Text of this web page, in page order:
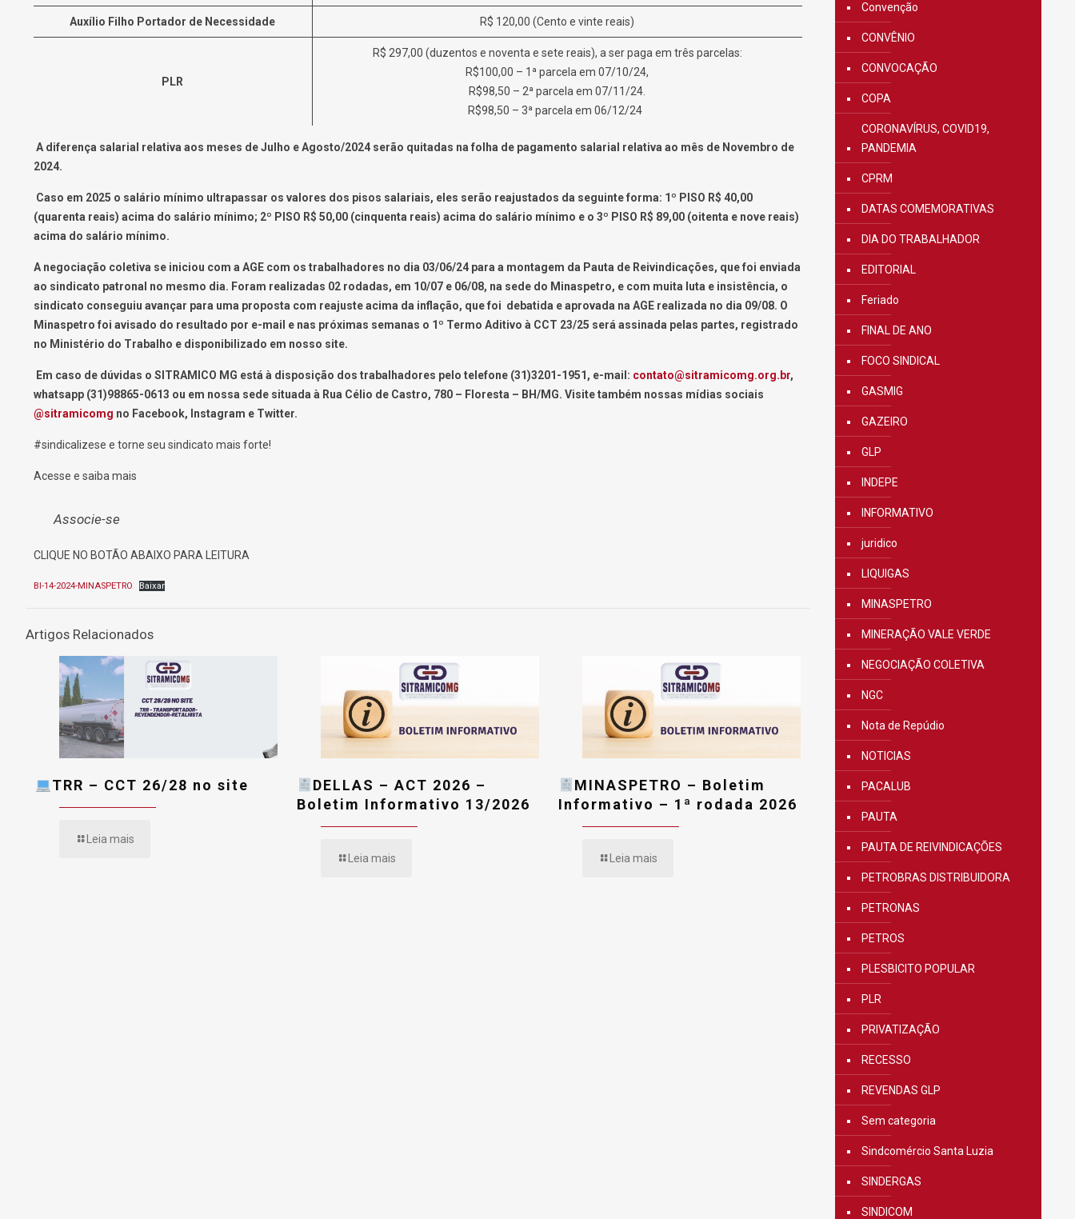
Auxílio Filho Portador de Necessidade R$ 120,00 (Cento e vinte reais)
PLR
R$ 297,00 (duzentos e noventa e sete reais), a ser paga em três parcelas:
R$100,00 – 1ª parcela em 07/10/24,
R$98,50 – 2ª parcela em 07/11/24.
R$98,50 – 3ª parcela em 06/12/24
A diferença salarial relativa aos meses de Julho e Agosto/2024 serão quitadas na folha de pagamento salarial relativa ao mês de Novembro de
2024.
Caso em 2025 o salário mínimo ultrapassar os valores dos pisos salariais, eles serão reajustados da seguinte forma: 1º PISO R$ 40,00
(quarenta reais) acima do salário mínimo; 2º PISO R$ 50,00 (cinquenta reais) acima do salário mínimo e o 3º PISO R$ 89,00 (oitenta e nove reais)
acima do salário mínimo.
A negociação coletiva se iniciou com a AGE com os trabalhadores no dia 03/06/24 para a montagem da Pauta de Reivindicações, que foi enviada
ao sindicato patronal no mesmo dia. Foram realizadas 02 rodadas, em 10/07 e 06/08, na sede do Minaspetro, e com muita luta e insistência, o
sindicato conseguiu avançar para uma proposta com reajuste acima da inflação, que foi debatida e aprovada na AGE realizada no dia 09/08. O
Minaspetro foi avisado do resultado por e-mail e nas próximas semanas o 1º Termo Aditivo à CCT 23/25 será assinada pelas partes, registrado
no Ministério do Trabalho e disponibilizado em nosso site.
Em caso de dúvidas o SITRAMICO MG está à disposição dos trabalhadores pelo telefone (31)3201-1951, e-mail: contato@sitramicomg.org.br,
whatsapp (31)98865-0613 ou em nossa sede situada à Rua Célio de Castro, 780 – Floresta – BH/MG. Visite também nossas mídias sociais
@sitramicomg no Facebook, Instagram e Twitter.
#sindicalizese e torne seu sindicato mais forte!
Acesse e saiba mais
Associe-se
CLIQUE NO BOTÃO ABAIXO PARA LEITURA
BI-14-2024-MINASPETRO Baixar
Artigos Relacionados
TRR – CCT 26/28 no site
Leia mais
DELLAS – ACT 2026 –
Boletim Informativo 13/2026
Leia mais
MINASPETRO – Boletim
Informativo – 1ª rodada 2026
Leia mais
Convenção
CONVÊNIO
CONVOCAÇÃO
COPA
CORONAVÍRUS, COVID19,
PANDEMIA
CPRM
DATAS COMEMORATIVAS
DIA DO TRABALHADOR
EDITORIAL
Feriado
FINAL DE ANO
FOCO SINDICAL
GASMIG
GAZEIRO
GLP
INDEPE
INFORMATIVO
juridico
LIQUIGAS
MINASPETRO
MINERAÇÃO VALE VERDE
NEGOCIAÇÃO COLETIVA
NGC
Nota de Repúdio
NOTICIAS
PACALUB
PAUTA
PAUTA DE REIVINDICAÇÕES
PETROBRAS DISTRIBUIDORA
PETRONAS
PETROS
PLESBICITO POPULAR
PLR
PRIVATIZAÇÃO
RECESSO
REVENDAS GLP
Sem categoria
Sindcomércio Santa Luzia
SINDERGAS
SINDICOM